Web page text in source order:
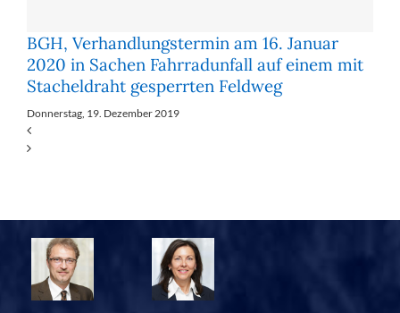
BGH, Verhandlungstermin am 16. Januar
2020 in Sachen Fahrradunfall auf einem mit
Stacheldraht gesperrten Feldweg
Donnerstag, 19. Dezember 2019